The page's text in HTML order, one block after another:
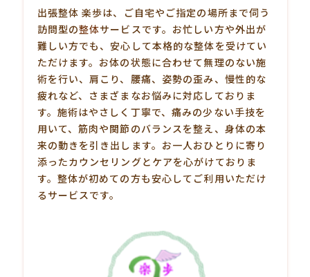
出張整体 楽歩は、ご自宅やご指定の場所まで伺う
訪問型の整体サービスです。お忙しい方や外出が
難しい方でも、安心して本格的な整体を受けてい
ただけます。お体の状態に合わせて無理のない施
術を行い、肩こり、腰痛、姿勢の歪み、慢性的な
疲れなど、さまざまなお悩みに対応しておりま
す。施術はやさしく丁寧で、痛みの少ない手技を
用いて、筋肉や関節のバランスを整え、身体の本
来の動きを引き出します。お一人おひとりに寄り
添ったカウンセリングとケアを心がけておりま
す。整体が初めての方も安心してご利用いただけ
るサービスです。